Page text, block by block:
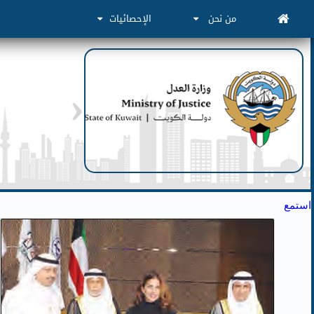
من نحن الإحصائيات
استمع